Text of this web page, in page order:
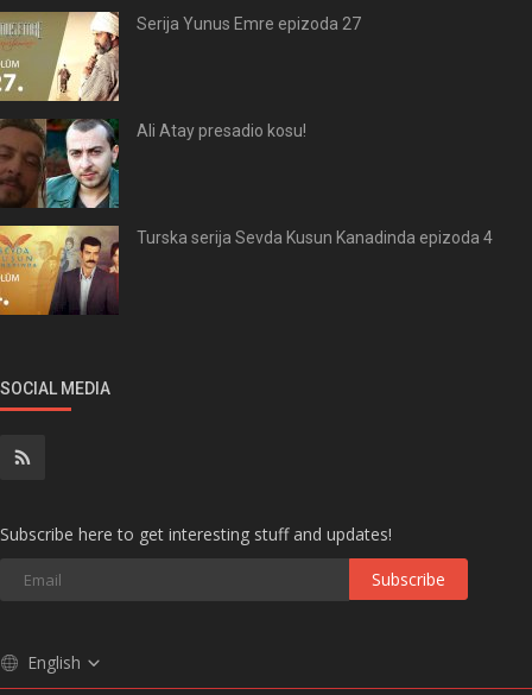
Serija Yunus Emre epizoda 27
Ali Atay presadio kosu!
Turska serija Sevda Kusun Kanadinda epizoda 4
SOCIAL MEDIA
Subscribe here to get interesting stuff and updates!
Subscribe
English